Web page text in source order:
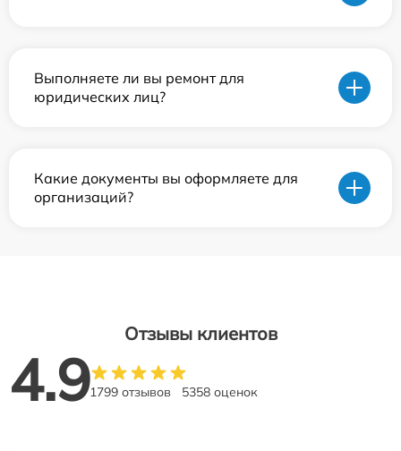
Выполняете ли вы ремонт для
юридических лиц?
Какие документы вы оформляете для
организаций?
Отзывы клиентов
4.91799 отзывов 5358 оценок